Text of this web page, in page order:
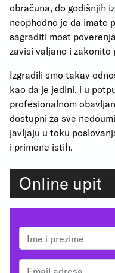
obračuna, do godišnjih
neophodno je da imate
sagraditi most
zavisi valjano i zakonito
Izgradili smo takav
kao da je jedini, i u
profesionalnom
dostupni za sve
javljaju u toku
i primene istih.
Online upit